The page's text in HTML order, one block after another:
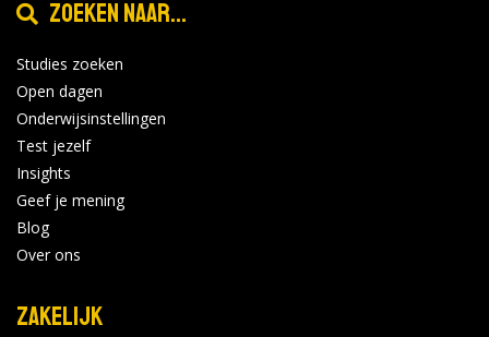
Zoeken naar...
Studies zoeken
Open dagen
Onderwijsinstellingen
Test jezelf
Insights
Geef je mening
Blog
Over ons
Zakelijk